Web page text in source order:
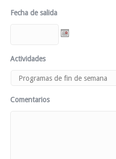
Fecha de salida
Actividades
Comentarios